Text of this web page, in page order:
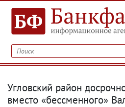
Угловский район
вместо «бессменного»